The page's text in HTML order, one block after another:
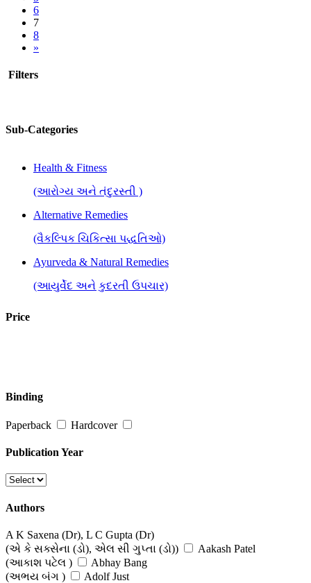
6
7
8
»
Filters
Sub-Categories
Health & Fitness
(આરોગ્ય અને તંદુરસ્તી )
Alternative Remedies
(વૈકલ્પિક ચિકિત્સા પદ્ધતિઓ)
Ayurveda & Natural Remedies
(આયુર્વેદ અને કુદરતી ઉપચાર)
General Health & Wellness
(આરોગ્ય અને તંદુરસ્તી)
Healing, Reiki, Spiritual Therapies
(હીલિંગ,રેકી, આધ્યાત્મિક ઉપચાર )
Stress, Depression & Mental Disorders
(તણાવ, ઉદાસીનતા અને માનસિક રોગો )
Price
Binding
Paperback Hardcover
Publication Year
Authors
A K Saxena (Dr), L C Gupta (Dr)
(એ કે સક્સેના (ડો), એલ સી ગુપ્તા (ડો))
Aakash Patel
(આકાશ પટેલ )
Abhay Bang
(અભય બંગ )
Adolf Just